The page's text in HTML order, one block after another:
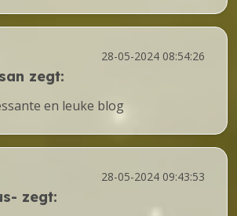
28-05-2024 08:54:26
zegt:
en leuke blog
28-05-2024 09:43:53
zegt: